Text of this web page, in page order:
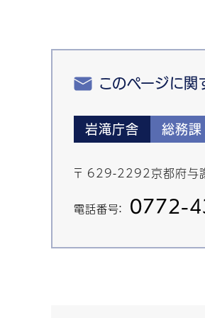
このページに
岩滝庁舎 総務課
〒 629-2292京都府与
電話番号： 0772-